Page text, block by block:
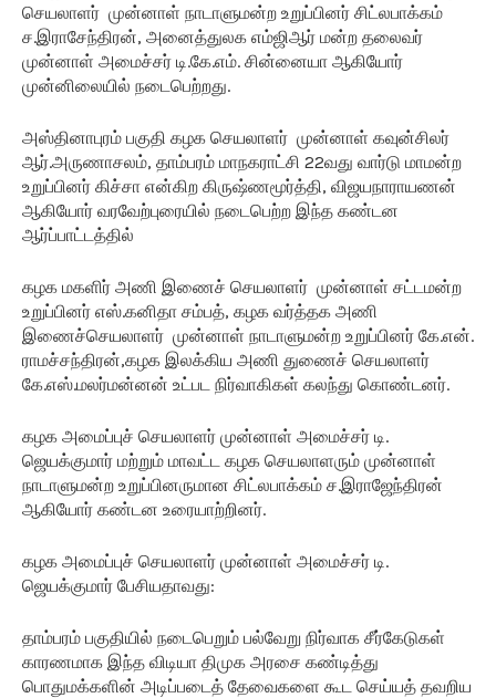
செயலாளர் முன்னாள் நாடாளுமன்ற உறுப்பினர் சிட்லபாக்கம்
ச.இராசேந்திரன், அனைத்துலக எம்ஜிஆர் மன்ற தலைவர்
முன்னாள் அமைச்சர் டி.கே.எம். சின்னையா ஆகியோர்
முன்னிலையில் நடைபெற்றது.
அஸ்தினாபுரம் பகுதி கழக செயலாளர் முன்னாள் கவுன்சிலர்
ஆர்.அருணாசலம், தாம்பரம் மாநகராட்சி 22வது வார்டு மாமன்ற
உறுப்பினர் கிச்சா என்கிற கிருஷ்ணமூர்த்தி, விஜயநாராயணன்
ஆகியோர் வரவேற்புரையில் நடைபெற்ற இந்த கண்டன
ஆர்ப்பாட்டத்தில்
கழக மகளிர் அணி இணைச் செயலாளர் முன்னாள் சட்டமன்ற
உறுப்பினர் எஸ்.கனிதா சம்பத், கழக வர்த்தக அணி
இணைச்செயலாளர் முன்னாள் நாடாளுமன்ற உறுப்பினர் கே.என்.
ராமச்சந்திரன்,கழக இலக்கிய அணி துணைச் செயலாளர்
கே.எஸ்.மலர்மன்னன் உட்பட நிர்வாகிகள் கலந்து கொண்டனர்.
கழக அமைப்புச் செயலாளர் முன்னாள் அமைச்சர் டி.
ஜெயக்குமார் மற்றும் மாவட்ட கழக செயலாளரும் முன்னாள்
நாடாளுமன்ற உறுப்பினருமான சிட்லபாக்கம் ச.இராஜேந்திரன்
ஆகியோர் கண்டன உரையாற்றினர்.
கழக அமைப்புச் செயலாளர் முன்னாள் அமைச்சர் டி.
ஜெயக்குமார் பேசியதாவது:
தாம்பரம் பகுதியில் நடைபெறும் பல்வேறு நிர்வாக சீர்கேடுகள்
காரணமாக இந்த விடியா திமுக அரசை கண்டித்து
பொதுமக்களின் அடிப்படைத் தேவைகளை கூட செய்யத் தவறிய